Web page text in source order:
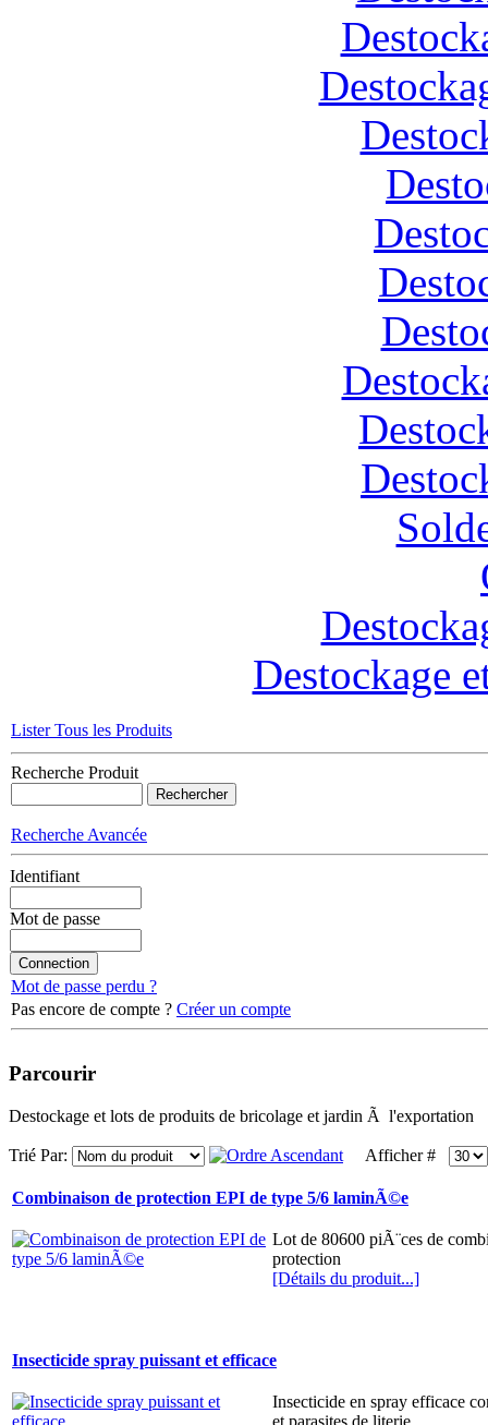
Destockage
Lister Tous les Produits
Recherche Produit
Recherche Avancée
Identifiant
Mot de passe
Mot de passe perdu ?
Pas encore de compte ? Créer un compte
Parcourir
Destockage et lots de produits de bricolage et jardin Ã l'exportation
Trié Par: Afficher #
Combinaison de protection EPI de type 5/6 laminÃ©e
Lot de 80600 piÃ¨ces de
protection
[Détails du produit...]
Insecticide spray puissant et efficace
Insecticide en spray efficace
et parasites de literie